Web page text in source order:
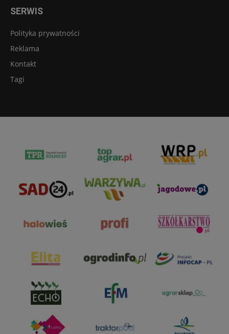
SERWIS
Polityka prywatności
Reklama
Kontakt
Tagi